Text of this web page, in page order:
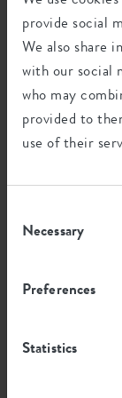
provide social
We also share
with our social
who may
provided to
use of their
Selection
Necessary
Preferences
Statistics